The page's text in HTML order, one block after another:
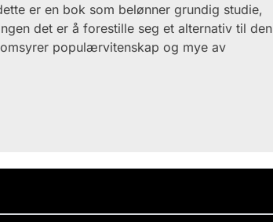
er en bok som belønner grundig studie,
det er å forestille seg et alternativ til den
populærvitenskap og mye av